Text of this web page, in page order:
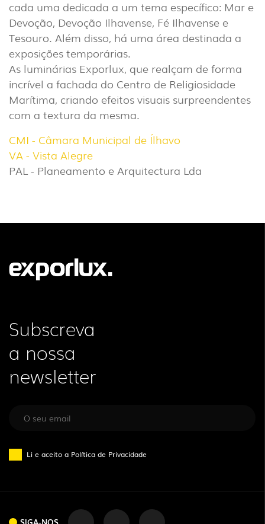
cada uma dedicada a um tema específico: Mar e
Devoção, Devoção Ilhavense, Fé Ilhavense e
Tesouro. Além disso, há uma área destinada a
exposições temporárias.
As luminárias Exporlux, que realçam de forma
incrível a fachada do Centro de Religiosidade
Marítima, criando efeitos visuais surpreendentes
com a textura da mesma.
CMI - Câmara Municipal de Ílhavo
VA - Vista Alegre
PAL - Planeamento e Arquitectura Lda
Subscreva
a nossa
newsletter
Li e aceito a Política de Privacidade